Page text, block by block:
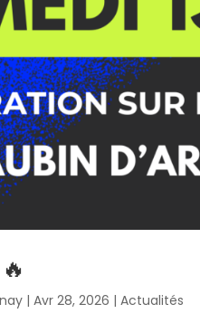
|Avr 28, 2026 |Actualités